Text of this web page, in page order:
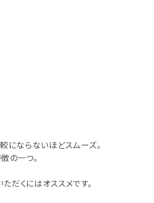
にならないほどスムーズ。
の一つ。
だくにはオススメです。